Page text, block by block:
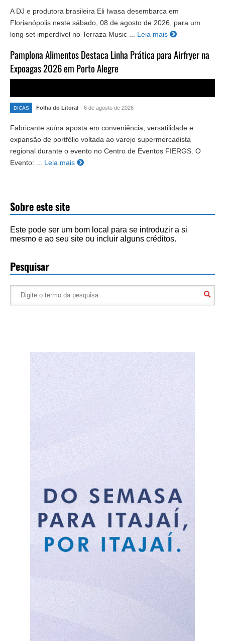
A DJ e produtora brasileira Eli Iwasa desembarca em
Florianópolis neste sábado, 08 de agosto de 2026, para um
long set imperdível no Terraza Music ... Leia mais
Pamplona Alimentos Destaca Linha Prática para Airfryer na
Expoagas 2026 em Porto Alegre
DICAS Folha do Litoral - 6 de agosto de 2026
Fabricante suína aposta em conveniência, versatilidade e
expansão de portfólio voltada ao varejo supermercadista
regional durante o evento no Centro de Eventos FIERGS. O
Evento: ...
Leia mais
Sobre este site
Este pode ser um bom local para se introduzir a si
mesmo e ao seu site ou incluir alguns créditos.
Pesquisar